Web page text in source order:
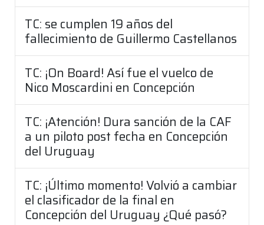
TC: se cumplen 19 años del
fallecimiento de Guillermo Castellanos
TC: ¡On Board! Así fue el vuelco de
Nico Moscardini en Concepción
TC: ¡Atención! Dura sanción de la CAF
a un piloto post fecha en Concepción
del Uruguay
TC: ¡Último momento! Volvió a cambiar
el clasificador de la final en
Concepción del Uruguay ¿Qué pasó?